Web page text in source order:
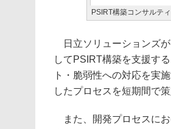
PSIRT構築コンサルテ
日立ソリューションズ
してPSIRT構築を支援す
ト・脆弱性への対応を実
したプロセスを短期間で
また、開発プロセスに